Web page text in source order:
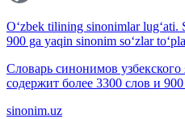
O‘zbek tilining sinonimlar lug‘ati.
900 ga yaqin sinonim so‘zlar
Словарь синонимов
содержит более 3300 слов и
sinonim.uz